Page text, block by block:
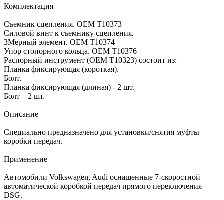
Комплектация
Съемник сцепления. ОЕМ Т10373
Силовой винт к съемнику сцепления.
3Мерный элемент. ОЕМ Т10374
Упор стопорного кольца. ОЕМ Т10376
Распорный инструмент (ОЕМ Т10323) состоит из:
Планка фиксирующая (короткая).
Болт.
Планка фиксирующая (длиная) - 2 шт.
Болт – 2 шт.
Описание
Специально предназначено для установки/снятия муфты
коробки передач.
Применение
Автомобили Volkswagen, Audi оснащенные 7-скоростной
автоматической коробкой передач прямого переключения
DSG.